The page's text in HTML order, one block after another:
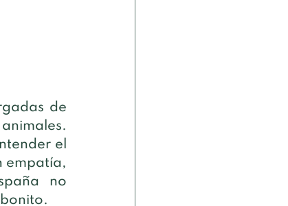
de
el
empatía,
no